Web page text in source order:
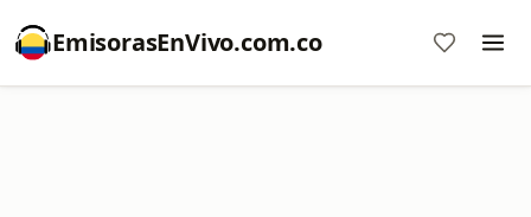
EmisorasEnVivo.com.co